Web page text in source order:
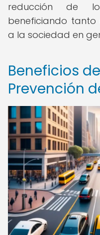
reducción de
beneficiando
a la sociedad en
Beneficios
Prevención